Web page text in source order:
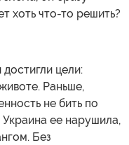
хоть что-то решить?
цели:
Раньше,
не бить по
ее нарушила,
Без